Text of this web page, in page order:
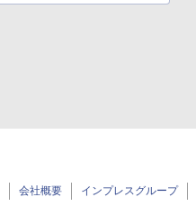
会社概要 インプレスグループ